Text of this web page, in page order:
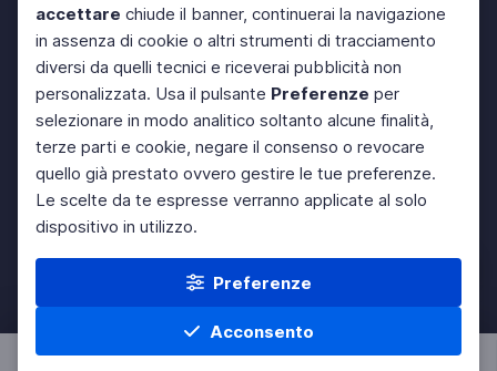
accettare chiude il banner, continuerai la navigazione
in assenza di cookie o altri strumenti di tracciamento
diversi da quelli tecnici e riceverai pubblicità non
personalizzata. Usa il pulsante Preferenze per
selezionare in modo analitico soltanto alcune finalità,
terze parti e cookie, negare il consenso o revocare
quello già prestato ovvero gestire le tue preferenze.
Le scelte da te espresse verranno applicate al solo
dispositivo in utilizzo.
Preferenze
Acconsento